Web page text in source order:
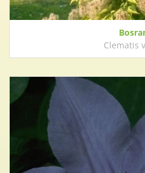
Clematis